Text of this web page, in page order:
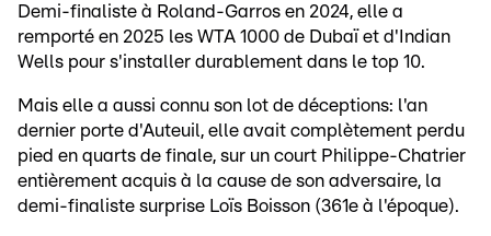
Demi-finaliste à Roland-Garros en 2024, elle a
remporté en 2025 les WTA 1000 de Dubaï et d'Indian
Wells pour s'installer durablement dans le top 10.
Mais elle a aussi connu son lot de déceptions: l'an
dernier porte d'Auteuil, elle avait complètement perdu
pied en quarts de finale, sur un court Philippe-Chatrier
entièrement acquis à la cause de son adversaire, la
demi-finaliste surprise Loïs Boisson (361e à l'époque).